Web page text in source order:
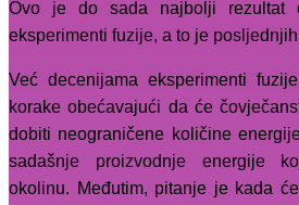
Ovo je do sada najbolji rezultat
eksperimenti fuzije, a to je
Već decenijama eksperimenti
korake obećavajući da će
dobiti neograničene količine
sadašnje proizvodnje energije
okolinu. Međutim, pitanje je kada